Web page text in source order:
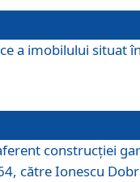
a imobilului situat
construcției
către Ionescu